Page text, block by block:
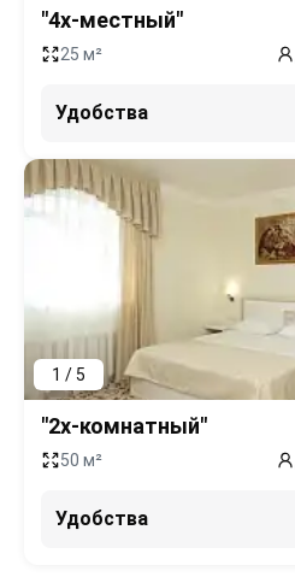
"4х-местный"
25 м²
Удобства
1 / 5
"2х-комнатный"
50 м²
Удобства